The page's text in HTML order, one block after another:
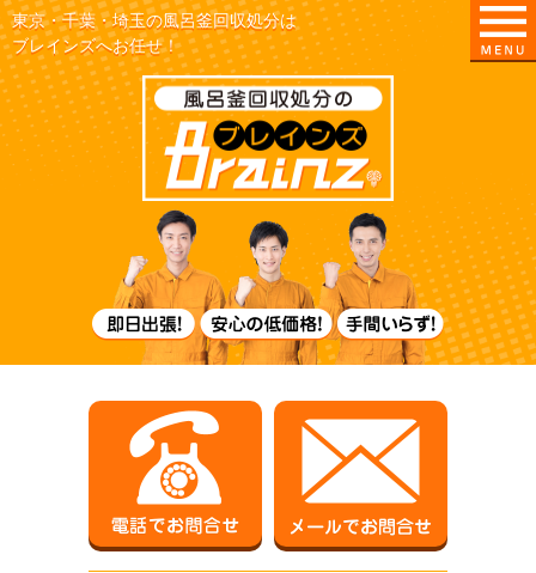
東京・千葉・埼玉の風呂釜回収処分は
ブレインズへお任せ！
即日出張！
電話でお問合せ